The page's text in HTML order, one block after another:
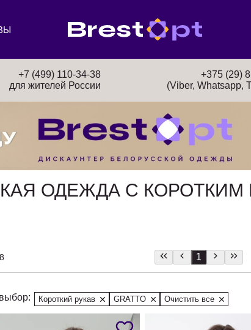
+7 (499) 110-34-38
для жителей России
+375 (29)
(Viber, Whatsapp,
ОДЕЖДА С
1
Короткий рукав GRATTO Очистить все